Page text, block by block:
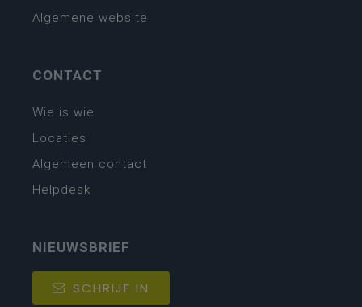
Algemene website
CONTACT
Wie is wie
Locaties
Algemeen contact
Helpdesk
NIEUWSBRIEF
SCHRIJF IN